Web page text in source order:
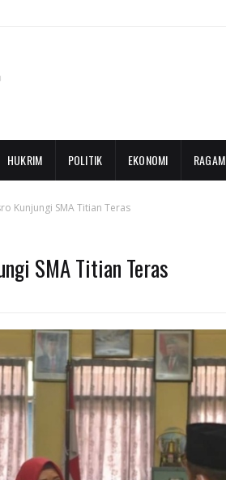
HUKRIM POLITIK EKONOMI RAGAM
Kunjungi SMA Titian Teras
SMA Titian Teras